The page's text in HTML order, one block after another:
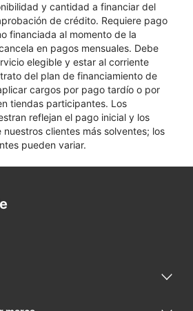
y cantidad a financiar del
de crédito. Requiere pago
financiada al momento de la
en pagos mensuales. Debe
elegible y estar al corriente
del plan de financiamiento de
cargos por pago tardío o por
tiendas participantes. Los
reflejan el pago inicial y los
nuestros clientes más solventes; los
pueden variar.